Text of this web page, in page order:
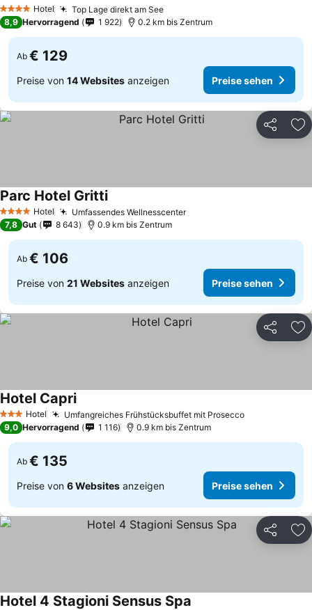
4 Sterne Hotel Top Lage direkt am See
8,9 Hervorragend 1 922 0.2 km bis Zentrum
Ab € 129
Preise von 14 Websites anzeigen Preise sehen
Teilen
4 Sterne Hotel Umfassendes Wellnesscenter
Parc Hotel Gritti
7,8 Gut 8 643 0.9 km bis Zentrum
Ab € 106
Preise von 21 Websites anzeigen Preise sehen
Teilen
3 SterneHotel Umfangreiches Frühstücksbuffet mit Prosecco
Hotel Capri
9,0 Hervorragend 1 116 0.9 km bis Zentrum
Ab € 135
Preise von 6 Websites anzeigen Preise sehen
Teilen
Hotel 4 Stagioni Sensus Spa